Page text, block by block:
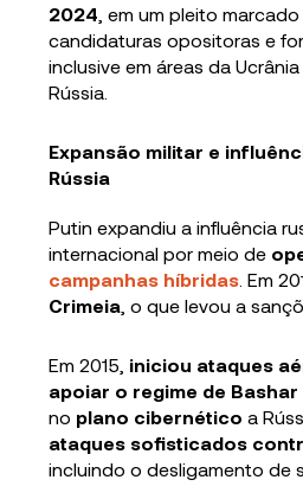
2024 , em um pleito
candidaturas opositoras e
inclusive em áreas da
Rússia.
Expansão militar e
Rússia
Putin expandiu a influência
internacional por meio de
campanhas híbridas . Em
Crimeia , o que levou a
Em 2015, iniciou ataques
apoiar o regime de
no plano cibernético a
ataques sofisticados
incluindo o desligamento de